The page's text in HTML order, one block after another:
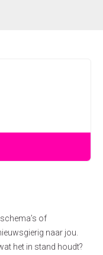
zijn er tussen
resultaten te
jouw specifieke
of
naar jou.
het in stand houdt?